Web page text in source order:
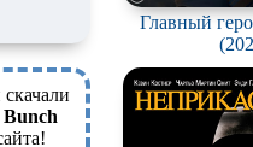
Главный